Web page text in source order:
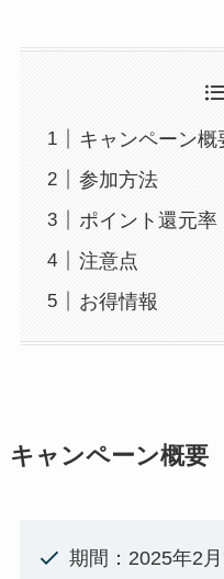
キャンペーン概
参加方法
ポイント還元率
注意点
お得情報
キャンペーン概要
期間：2025年2